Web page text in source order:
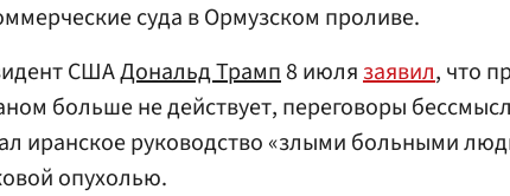
суда в Ормузском проливе.
СШАДональд Трамп8 июлязаявил, что
больше не действует, переговоры
иранское руководство «злыми больными
опухолью.